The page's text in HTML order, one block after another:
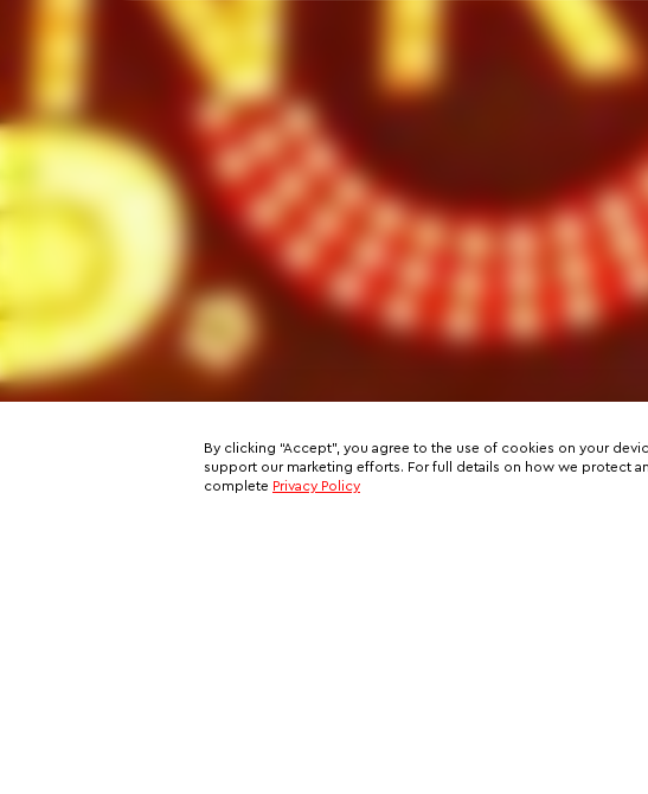
By clicking “Accept”, you agree to the use of cookies on your
support our marketing efforts. For full details on how we protect
complete Privacy Policy